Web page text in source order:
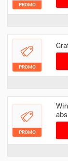
PROMO
PROMO
PROMO